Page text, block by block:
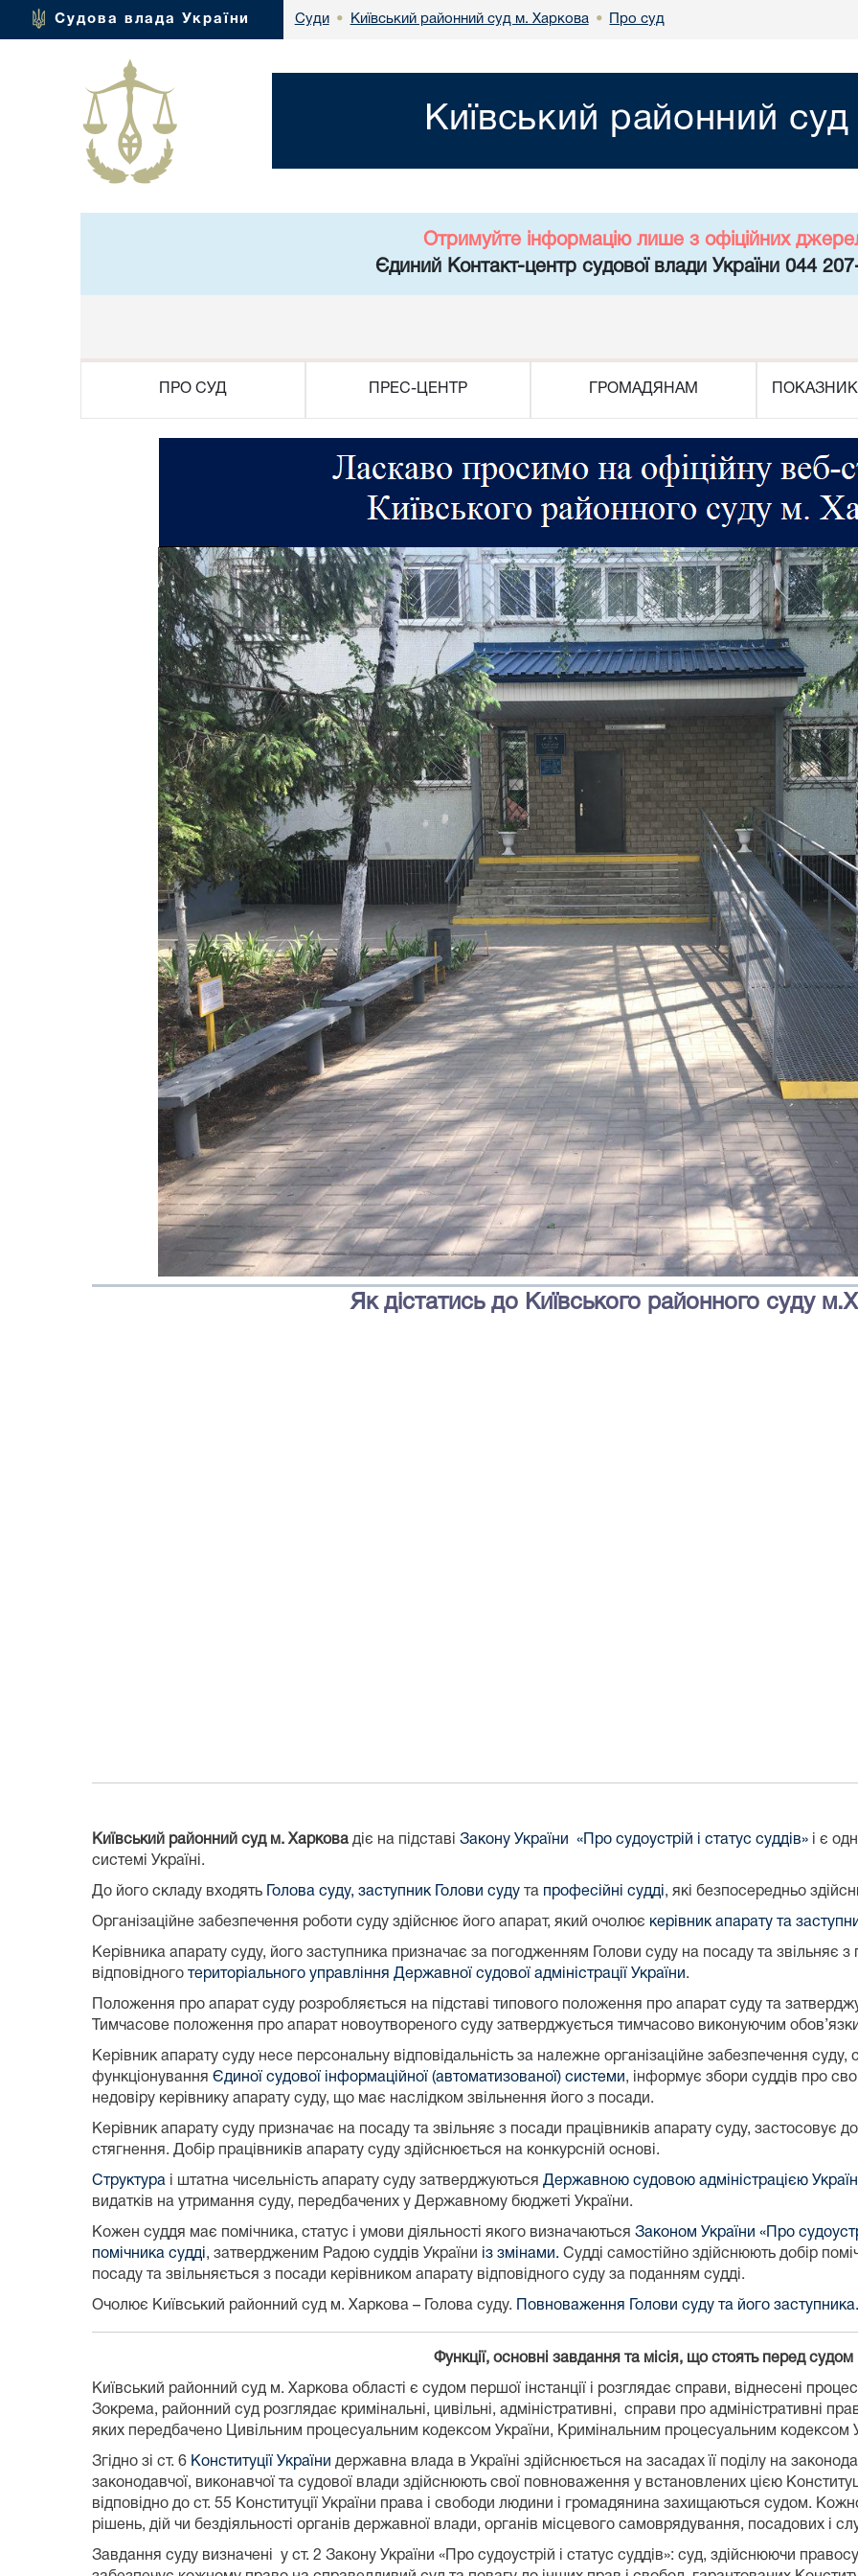
Судова влада України Суди • Київський районний суд м. Харкова • Про суд
Київський районний
Отримуйте інформацію лише з офіційних
Єдиний Контакт-центр судової влади України 044
ПРО СУД ПРЕС-ЦЕНТР ГРОМАДЯНАМ
Як дістатись до Київського районного суду
Київський районний суд м. Харкова діє на підставі Закону України «Про судоустрій і статус суддів» і є
системі Україні.
До його складу входять Голова суду, заступник Голови суду та професійні судді, які безпосередньо
Організаційне забезпечення роботи суду здійснює його апарат, який очолює керівник апарату та
Керівника апарату суду, його заступника призначає за погодженням Голови суду на посаду та звільняє
відповідного територіального управління Державної судової адміністрації України.
Положення про апарат суду розробляється на підставі типового положення про апарат суду та
Тимчасове положення про апарат новоутвореного суду затверджується тимчасово виконуючим
Керівник апарату суду несе персональну відповідальність за належне організаційне забезпечення суду,
функціонування Єдиної судової інформаційної (автоматизованої) системи, інформує збори суддів про
недовіру керівнику апарату суду, що має наслідком звільнення його з посади.
Керівник апарату суду призначає на посаду та звільняє з посади працівників апарату суду, застосовує
стягнення. Добір працівників апарату суду здійснюється на конкурсній основі.
Структура і штатна чисельність апарату суду затверджуються Державною судовою адміністрацією
видатків на утримання суду, передбачених у Державному бюджеті України.
Кожен суддя має помічника, статус і умови діяльності якого визначаються Законом України «Про
помічника судді, затвердженим Радою суддів України із змінами. Судді самостійно здійснюють добір
посаду та звільняється з посади керівником апарату відповідного суду за поданням судді.
Очолює Київський районний суд м. Харкова – Голова суду. Повноваження Голови суду та його заступника.
Функції, основні завдання та місія, що стоять перед судом
Київський районний суд м. Харкова області є судом першої інстанції і розглядає справи, віднесені
Зокрема, районний суд розглядає кримінальні, цивільні, адміністративні, справи про адміністративні
яких передбачено Цивільним процесуальним кодексом України, Кримінальним процесуальним кодексом
Згідно зі ст. 6 Конституції України державна влада в Україні здійснюється на засадах її поділу на
законодавчої, виконавчої та судової влади здійснюють свої повноваження у встановлених цією
відповідно до ст. 55 Конституції України права і свободи людини і громадянина захищаються судом.
рішень, дій чи бездіяльності органів державної влади, органів місцевого самоврядування, посадових і
Завдання суду визначені у ст. 2 Закону України «Про судоустрій і статус суддів»: суд, здійснюючи